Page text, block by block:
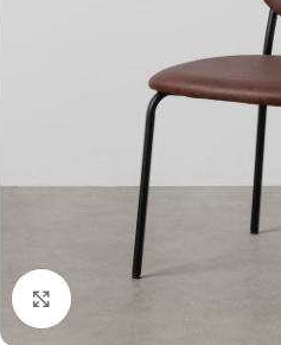
Click to enlarge